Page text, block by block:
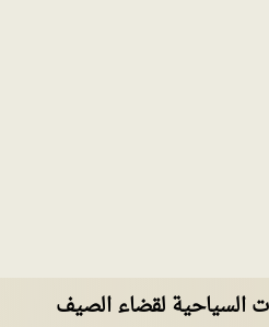
السياحية لقضاء الصيف